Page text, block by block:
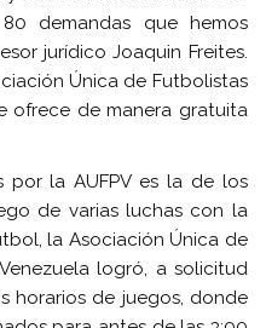
demandas que hemos
jurídico Joaquin Freites.
Única de Futbolistas
ofrece de manera gratuita
por la AUFPV es la de los
de varias luchas con la
la Asociación Única de
logró, a solicitud
horarios de juegos, donde